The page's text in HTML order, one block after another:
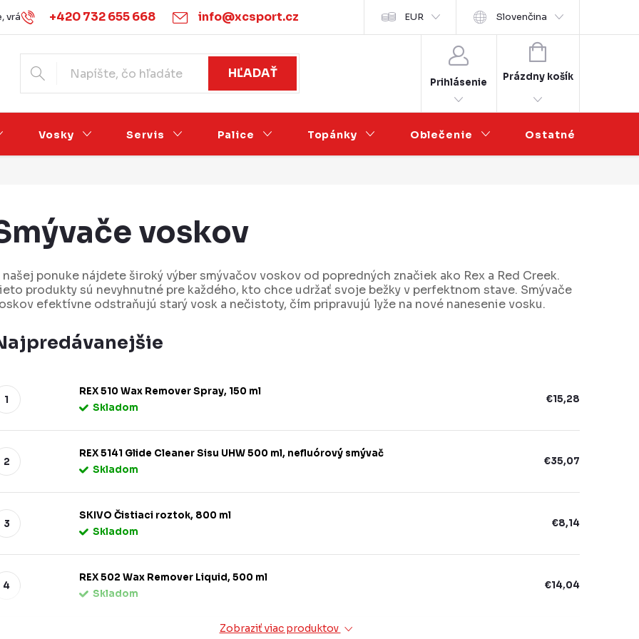
+420 732 655 668 info@xcsport.cz
vrácení zboží Obchodné podmienky Podmínky ochrany osobních údajů Veľkoobchodná spolupráca
EUR Slovenčina
HĽADAŤ
Prihlásenie
NÁKUPNÝ
KOŠÍK
Prázdny košík
Vosky Servis Palice Topánky Oblečenie Ostatné
voskov
našej ponuke nájdete široký výber smývačov voskov od popredných značiek ako Rex a Red Creek.
produkty sú nevyhnutné pre každého, kto chce udržať svoje bežky v perfektnom stave. Smývače
efektívne odstraňujú starý vosk a nečistoty, čím pripravujú lyže na nové nanesenie vosku.
REX 510 Wax Remover Spray, 150 ml
Skladom
€15,28
REX 5141 Glide Cleaner Sisu UHW 500 ml, nefluórový smývač
Skladom
€35,07
SKIVO Čistiaci roztok, 800 ml
Skladom
€8,14
REX 502 Wax Remover Liquid, 500 ml
Skladom
€14,04
Zobraziť viac produktov